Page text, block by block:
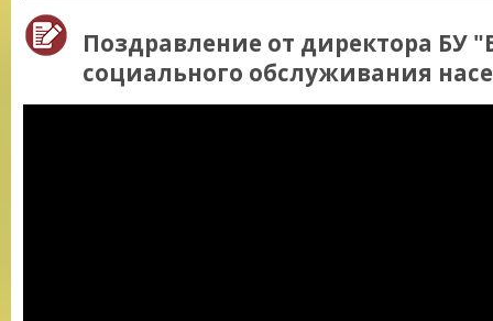
Поздравление от директора БУ
социального обслуживания